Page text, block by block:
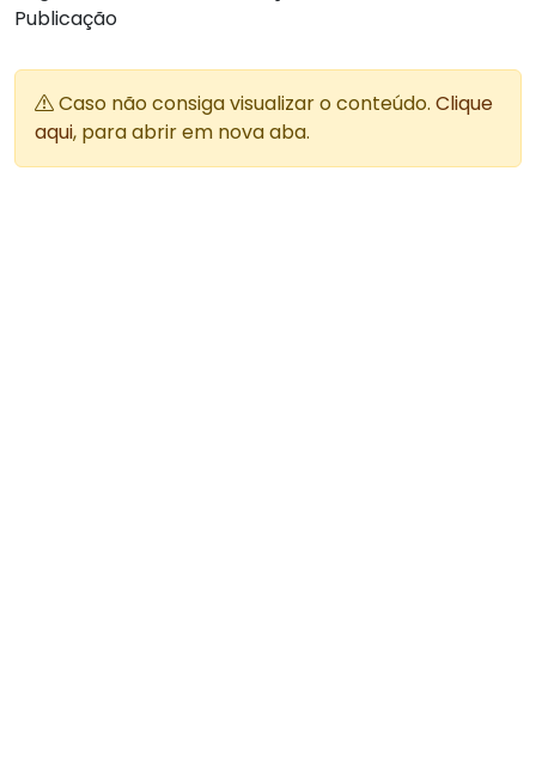
Publicação
Caso não consiga visualizar o conteúdo. Clique
aqui, para abrir em nova aba.